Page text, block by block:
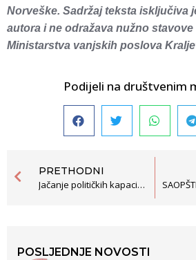
Norveške. Sadržaj teksta isključiva
autora i ne odražava nužno stavove
Ministarstva vanjskih poslova
Podijeli na društvenim
PRETHODNI
Jačanje političkih kapaciteta žena: Put ka rodnoj ravnopravnosti u crnogorskim lokalnim zajednicama
POSLJEDNJE NOVOSTI